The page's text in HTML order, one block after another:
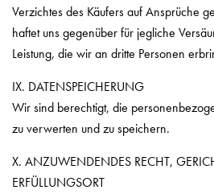
Verzichtes des Käufers auf Ansprüche
haftet uns gegenüber für jegliche
Leistung, die wir an dritte Personen
IX. DATENSPEICHERUNG
Wir sind berechtigt, die
zu verwerten und zu speichern.
X. ANZUWENDENDES RECHT,
ERFÜLLUNGSORT